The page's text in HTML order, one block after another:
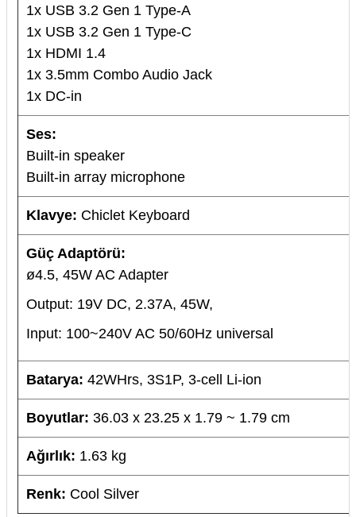
1x USB 3.2 Gen 1 Type-A
1x USB 3.2 Gen 1 Type-C
1x HDMI 1.4
1x 3.5mm Combo Audio Jack
1x DC-in
Ses:
Built-in speaker
Built-in array microphone
Klavye: Chiclet Keyboard
Güç Adaptörü:
ø4.5, 45W AC Adapter
Output: 19V DC, 2.37A, 45W,
Input: 100~240V AC 50/60Hz universal
Batarya: 42WHrs, 3S1P, 3-cell Li-ion
Boyutlar: 36.03 x 23.25 x 1.79 ~ 1.79 cm
Ağırlık: 1.63 kg
Renk: Cool Silver